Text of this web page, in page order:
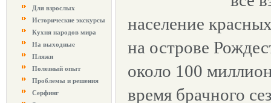
Для взрослых
Исторические экскурсы
Кухня народов мира
На выходные
Пляжи
Полезный опыт
Проблемы и решения
Серфинг
население
на острове
около 100
время брачного